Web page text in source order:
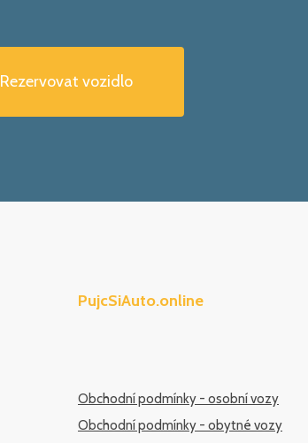
Rezervovat vozidlo
PujcSiAuto.online
Obchodní podmínky - osobní vozy
Obchodní podmínky - obytné vozy